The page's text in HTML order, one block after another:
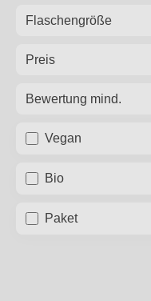
Flaschengröße
Preis
Bewertung mind.
Vegan
Bio
Paket